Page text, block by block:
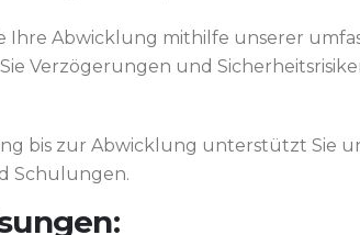
Ihre Abwicklung mithilfe unserer
Verzögerungen und
bis zur Abwicklung unterstützt Sie
Schulungen.